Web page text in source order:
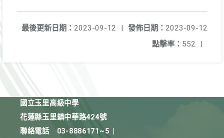
發佈日期： 2023-09-12
最後更新日期： 2023-09-12
|
點擊率： 552 |
國立玉里高級中學
花蓮縣玉里鎮中華路424號
聯絡電話
03-8886171~5